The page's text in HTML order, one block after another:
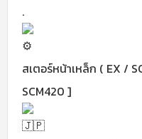
.
สเตอร์หน้าเหล็ก ( EX /
SCM420 ]